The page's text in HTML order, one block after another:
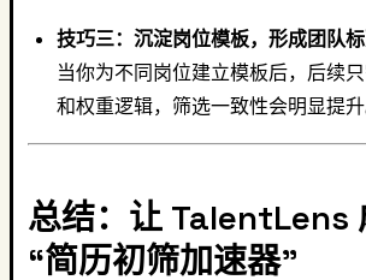
技巧三：沉淀岗位模板，形成团队
当你为不同岗位建立模板后，后续
和权重逻辑，筛选一致性会明显提升
总结：让 TalentLens
“简历初筛加速器”